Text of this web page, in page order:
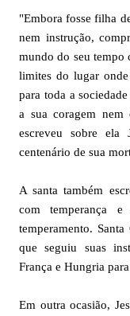
"Embora fosse filha
nem instrução,
mundo do seu tempo
limites do lugar
para toda a
a sua coragem nem
escreveu sobre
centenário de sua
A santa também
com temperança
temperamento.
que seguiu suas
França e Hungria
Em outra ocasião,